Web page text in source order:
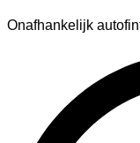
Onafhankelijk